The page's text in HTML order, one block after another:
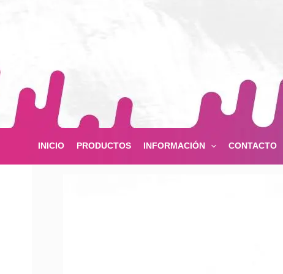
INICIO PRODUCTOS INFORMACIÓN CONTACTO